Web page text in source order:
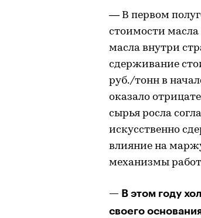
— В первом
стоимости
масла внутри
сдерживание
руб./тонн в
оказало
сырья росла
искусственно
влияние на
механизмы
— В этом году
своего